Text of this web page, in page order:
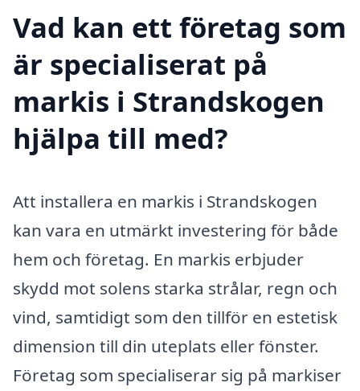
Vad kan ett företag som
är specialiserat på
markis i Strandskogen
hjälpa till med?
Att installera en markis i Strandskogen
kan vara en utmärkt investering för både
hem och företag. En markis erbjuder
skydd mot solens starka strålar, regn och
vind, samtidigt som den tillför en estetisk
dimension till din uteplats eller fönster.
Företag som specialiserar sig på markiser